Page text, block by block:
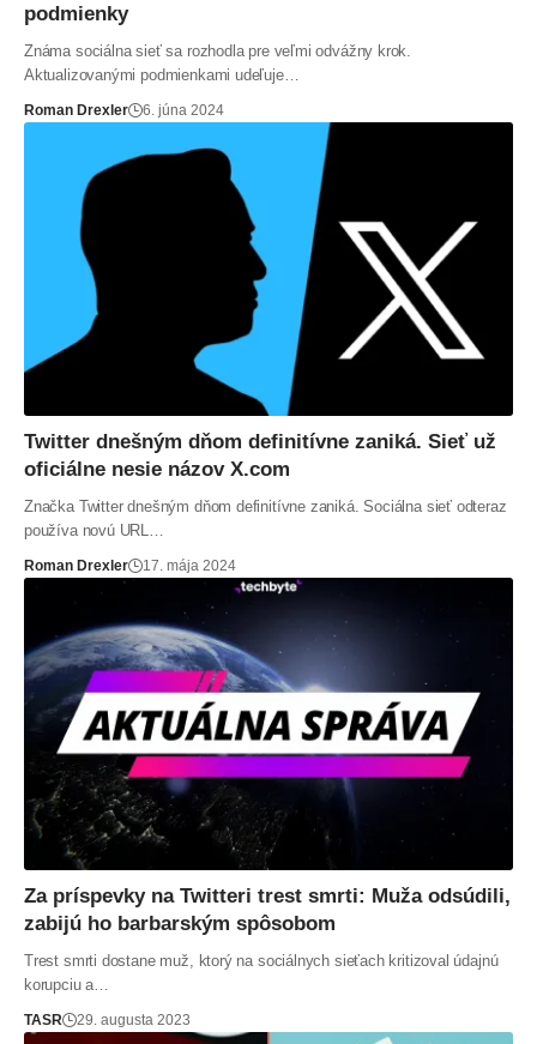
podmienky
Známa sociálna sieť sa rozhodla pre veľmi odvážny krok.
Aktualizovanými podmienkami udeľuje…
Roman Drexler 6. júna 2024
Twitter dnešným dňom definitívne zaniká. Sieť už
oficiálne nesie názov X.com
Značka Twitter dnešným dňom definitívne zaniká. Sociálna sieť odteraz
používa novú URL…
Roman Drexler 17. mája 2024
Za príspevky na Twitteri trest smrti: Muža odsúdili,
zabijú ho barbarským spôsobom
Trest smrti dostane muž, ktorý na sociálnych sieťach kritizoval údajnú
korupciu a…
TASR 29. augusta 2023